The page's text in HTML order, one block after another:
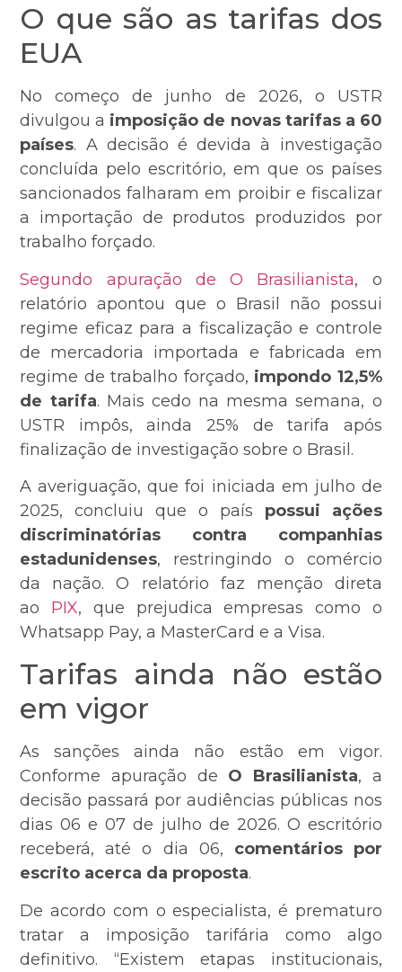
O que são as tarifas dos
EUA
No começo de junho de 2026, o USTR
divulgou a imposição de novas tarifas a 60
países. A decisão é devida à investigação
concluída pelo escritório, em que os países
sancionados falharam em proibir e fiscalizar
a importação de produtos produzidos por
trabalho forçado.
Segundo apuração de O Brasilianista, o
relatório apontou que o Brasil não possui
regime eficaz para a fiscalização e controle
de mercadoria importada e fabricada em
regime de trabalho forçado, impondo 12,5%
de tarifa. Mais cedo na mesma semana, o
USTR impôs, ainda 25% de tarifa após
finalização de investigação sobre o Brasil.
A averiguação, que foi iniciada em julho de
2025, concluiu que o país possui ações
discriminatórias contra companhias
estadunidenses, restringindo o comércio
da nação. O relatório faz menção direta
ao PIX, que prejudica empresas como o
Whatsapp Pay, a MasterCard e a Visa.
Tarifas ainda não estão
em vigor
As sanções ainda não estão em vigor.
Conforme apuração de O Brasilianista, a
decisão passará por audiências públicas nos
dias 06 e 07 de julho de 2026. O escritório
receberá, até o dia 06, comentários por
escrito acerca da proposta.
De acordo com o especialista, é prematuro
tratar a imposição tarifária como algo
definitivo. “Existem etapas institucionais,